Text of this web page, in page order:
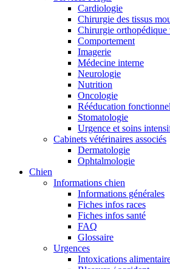
Cardiologie
Chirurgie des tissus
Chirurgie orthopédique
Comportement
Imagerie
Médecine interne
Neurologie
Nutrition
Oncologie
Rééducation
Stomatologie
Urgence et soins
Cabinets vétérinaires associés
Dermatologie
Ophtalmologie
Chien
Informations chien
Informations générales
Fiches infos races
Fiches infos santé
FAQ
Glossaire
Urgences
Intoxications